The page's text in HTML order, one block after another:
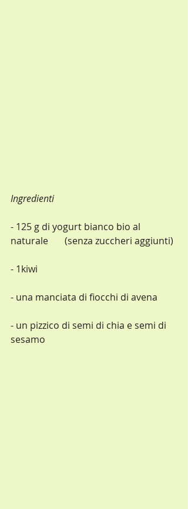
Ingredienti
- 125 g di yogurt bianco bio al
naturale       (senza zuccheri aggiunti)
- 1kiwi
- una manciata di fiocchi di avena
- un pizzico di semi di chia e semi di
sesamo